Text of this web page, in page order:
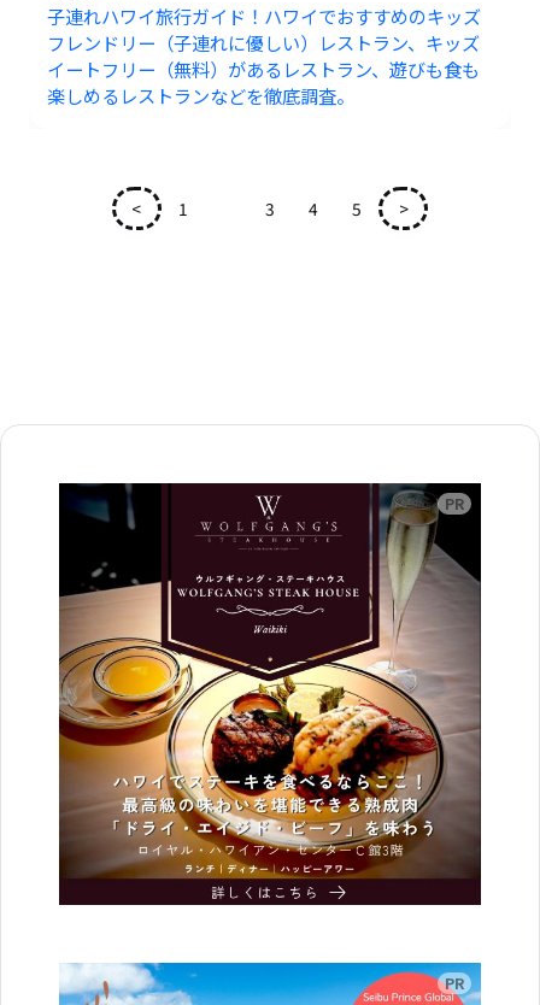
子連れハワイ旅行ガイド！ハワイでおすすめのキッズ
フレンドリー（子連れに優しい）レストラン、キッズ
イートフリー（無料）があるレストラン、遊びも食も
楽しめるレストランなどを徹底調査。
< 1 3 4 5 >
広告
広告